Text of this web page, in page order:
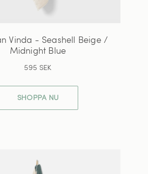
Vinda - Seashell Beige /
Midnight Blue
595 SEK
SHOPPA NU